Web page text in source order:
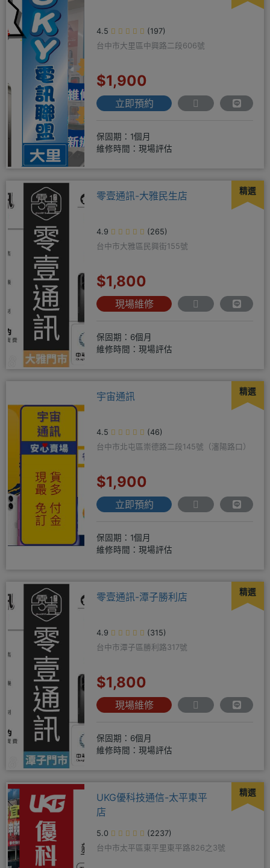
4.5
(197)
台中市大里區中興路二段606號
$1,900
立即預約
保固期：1個月
維修時間：現場評估
精選
零壹通訊-大雅民生店
4.9
(265)
台中市大雅區民興街155號
$1,800
現場維修
保固期：6個月
維修時間：現場評估
精選
宇宙通訊
4.5
(46)
台中市北屯區崇德路二段145號（瀋陽路口）
$1,900
立即預約
保固期：1個月
維修時間：現場評估
精選
零壹通訊-潭子勝利店
4.9
(315)
台中市潭子區勝利路317號
$1,800
現場維修
保固期：6個月
維修時間：現場評估
精選
UKG優科技通信-太平東平
店
5.0
(2237)
台中市太平區東平里東平路826之3號